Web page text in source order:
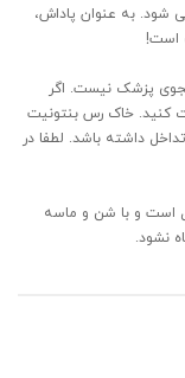
شود. به عنوان پاداش،
است!
پزشک نیست. اگر
کنید. خاک رس بنتونیت
داشته باشد. لطفا در
است و با شن و ماسه
نشود.